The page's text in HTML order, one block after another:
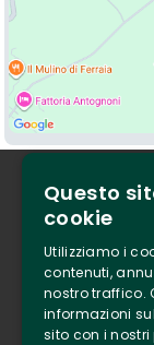
Questo
cookie
Utilizziamo i
contenuti,
nostro traffico.
informazioni
sito con i